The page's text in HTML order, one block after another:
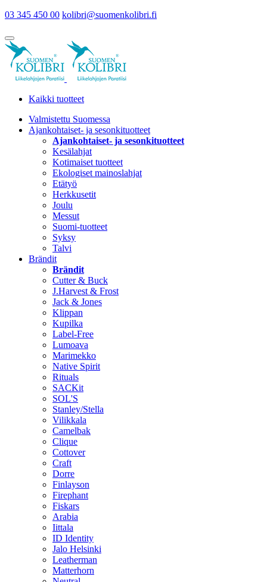
03 345 450 00 kolibri@suomenkolibri.fi
Kaikki tuotteet
Valmistettu Suomessa
Ajankohtaiset- ja sesonkituotteet
Ajankohtaiset- ja sesonkituotteet
Kesälahjat
Kotimaiset tuotteet
Ekologiset mainoslahjat
Etätyö
Herkkusetit
Joulu
Messut
Suomi-tuotteet
Syksy
Talvi
Brändit
Brändit
Cutter & Buck
J.Harvest & Frost
Jack & Jones
Klippan
Kupilka
Label-Free
Lumoava
Marimekko
Native Spirit
Rituals
SACKit
SOL'S
Stanley/Stella
Vilikkala
Camelbak
Clique
Cottover
Craft
Dorre
Finlayson
Firephant
Fiskars
Arabia
Iittala
ID Identity
Jalo Helsinki
Leatherman
Matterhorn